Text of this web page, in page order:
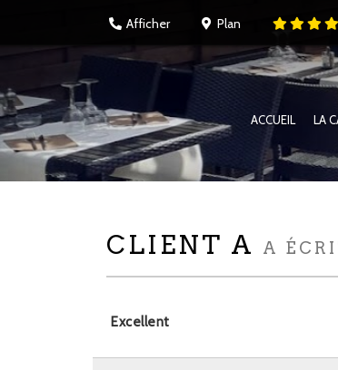
Afficher Plan
ACCUEIL LA
CLIENT A A
Excellent